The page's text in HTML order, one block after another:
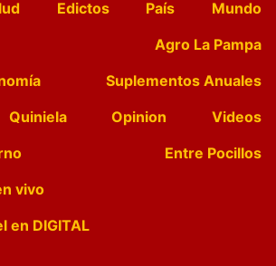
Edictos País
Mundo
Agro La Pampa
Suplementos Anuales
Quiniela Opinion
Videos
Entre Pocillos
vivo
en DIGITAL